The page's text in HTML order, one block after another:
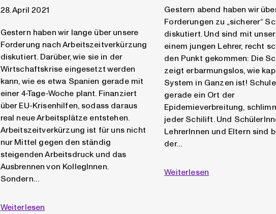
28. April 2021
Gestern haben wir lange über unsere
Forderung nach Arbeitszeitverkürzung
diskutiert. Darüber, wie sie in der
Wirtschaftskrise eingesetzt werden
kann, wie es etwa Spanien gerade mit
einer 4-Tage-Woche plant. Finanziert
über EU-Krisenhilfen, sodass daraus
real neue Arbeitsplätze entstehen.
Arbeitszeitverkürzung ist für uns nicht
nur Mittel gegen den ständig
steigenden Arbeitsdruck und das
Ausbrennen von KollegInnen.
Sondern…
Weiterlesen
Gestern abend haben wir
Forderungen zu „sicherer“
diskutiert. Und sind mit
einem jungen Lehrer, recht
den Punkt gekommen: Die
zeigt erbarmungslos, wie
System in Ganzen ist!
gerade ein Ort der
Epidemieverbreitung,
jeder Schilift. Und
LehrerInnen und Eltern sind
der…
Weiterlesen